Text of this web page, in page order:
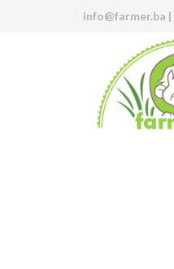
info@farmer.ba |